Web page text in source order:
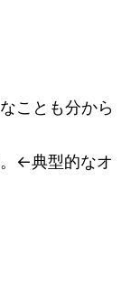
ことも分から
←典型的なオ